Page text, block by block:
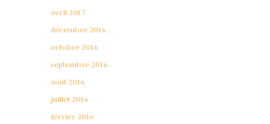
avril 2017
décembre 2016
octobre 2016
septembre 2016
août 2016
juillet 2016
février 2016